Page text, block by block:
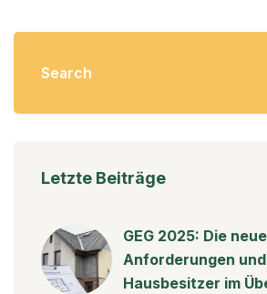
Letzte Beiträge
GEG 2025: Die
Anforderungen
Hausbesitzer im